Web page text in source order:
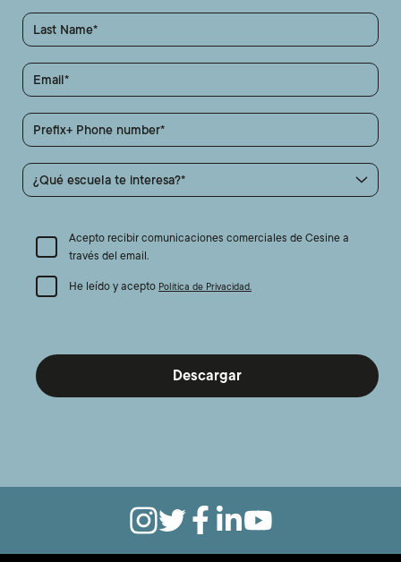
Last Name
Email
Prefix+ Phone number
¿Qué escuela te interesa?
Acepto recibir comunicaciones comerciales de Cesine a
través del email.
He leído y acepto Política de Privacidad.